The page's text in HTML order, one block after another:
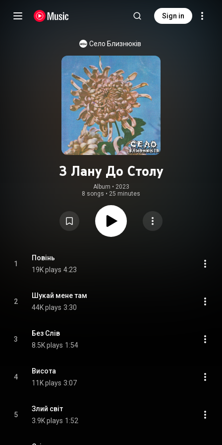
Sign in
Село Близнюків
З Лану До Столу
Album • 2023
8 songs • 25 minutes
1
Повінь
19K plays 4:23
2
Шукай мене там
44K plays 3:30
3
Без Слів
8.5K plays 1:54
4
Висота
11K plays 3:07
5
Злий світ
3.9K plays 1:52